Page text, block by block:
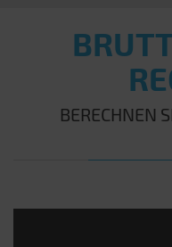
BERECHNEN